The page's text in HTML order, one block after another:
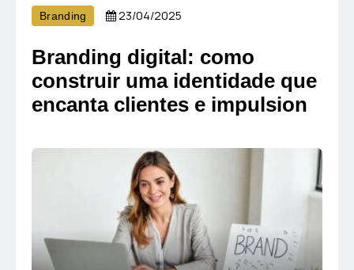
Branding 23/04/2025
Branding digital: como
construir uma identidade que
encanta clientes e impulsion